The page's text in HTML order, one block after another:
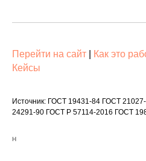
Перейти на сайт Как это
Кейсы
Источник: ГОСТ 19431-84 ГОСТ
24291-90 ГОСТ Р 57114-2016 ГОСТ
Н